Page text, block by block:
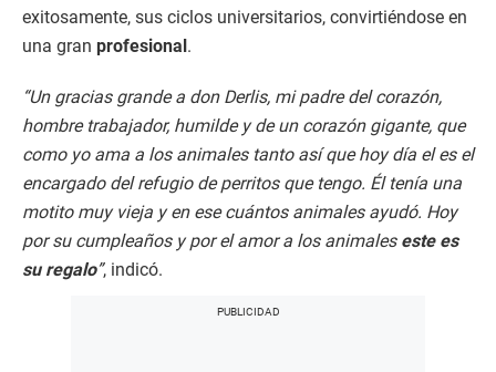
exitosamente, sus ciclos universitarios, convirtiéndose en
una gran profesional.
“Un gracias grande a don Derlis, mi padre del corazón,
hombre trabajador, humilde y de un corazón gigante, que
como yo ama a los animales tanto así que hoy día el es el
encargado del refugio de perritos que tengo. Él tenía una
motito muy vieja y en ese cuántos animales ayudó. Hoy
por su cumpleaños y por el amor a los animales este es
su regalo”, indicó.